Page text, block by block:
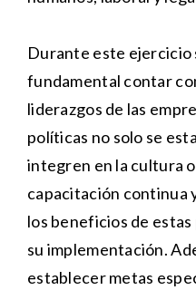
Durante este ejercicio
fundamental contar
liderazgos de las
políticas no solo se
integren en la cultura
capacitación continua
los beneficios de
su implementación.
establecer metas